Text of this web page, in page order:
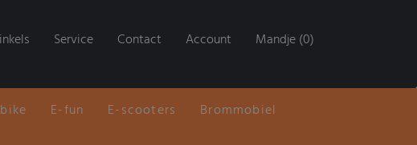
Service Contact Account Mandje (0)
E-fun E-scooters Brommobiel